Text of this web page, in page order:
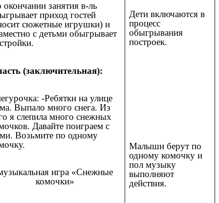
занятия в-ль
приход гостей
сюжетные игрушки) и
с детьми обыгрывает
(заключительная):
-Ребятки на улице
Выпало много снега. Из
я слепила много снежных
Давайте поиграем с
Возьмите по одному
игра «Снежные
комочки»
Дети включаются в
процесс
обыгрывания
построек.
Малыши берут по
одному комочку и
пол музыку
выполняют
действия.